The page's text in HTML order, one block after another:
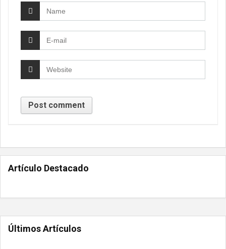
Artículo Destacado
Últimos Artículos